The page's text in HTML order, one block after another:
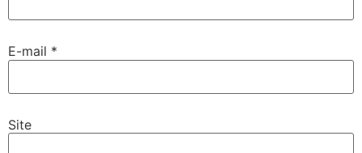
E-mail *
Site